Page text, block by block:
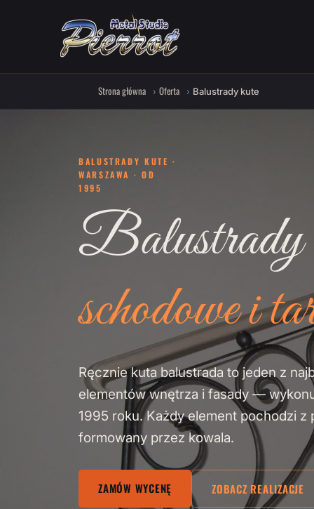
Strona główna Oferta Balustrady kute
BALUSTRADY KUTE ·
WARSZAWA · OD
1995
Balustrady
schodowe i
Ręcznie kuta balustrada to jeden z
elementów wnętrza i fasady —
1995 roku. Każdy element pochodzi z
formowany przez kowala.
ZAMÓW WYCENĘ ZOBACZ REALIZACJE